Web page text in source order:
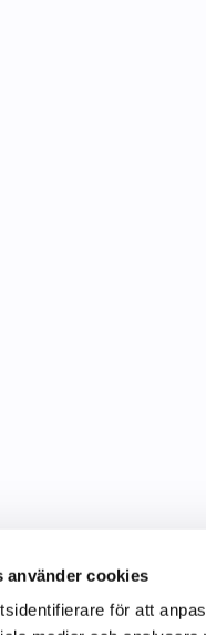
använder cookies
för att
C&C